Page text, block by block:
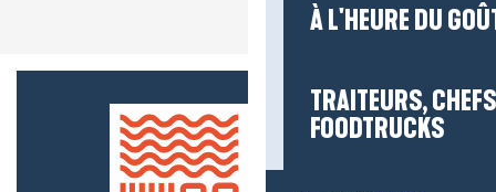
À L'HEURE DU
TRAITEURS,
FOODTRUCKS